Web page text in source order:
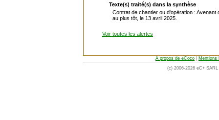
Texte(s) traité(s) dans la synthèse
Contrat de chantier ou d'opération :
au plus tôt, le 13 avril 2025.
Voir toutes les alertes
A propos de eCoco
Mentions
(c) 2006-2026 eC+